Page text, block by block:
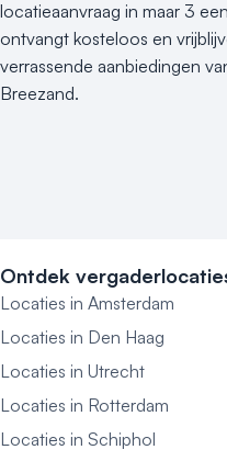
locatieaanvraag in maar 3
ontvangt kosteloos en
verrassende aanbiedingen
Breezand.
Ontdek
Locaties in Amsterdam
Locaties in Den Haag
Locaties in Utrecht
Locaties in Rotterdam
Locaties in Schiphol